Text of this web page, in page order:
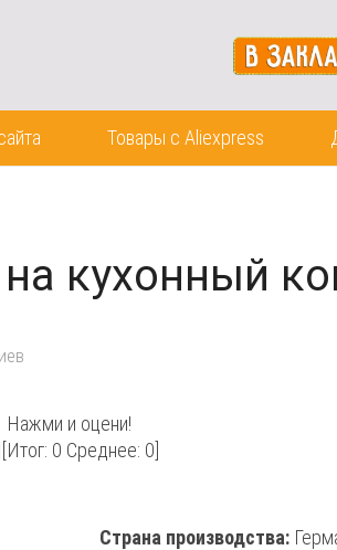
Товары с Aliexpress
кухонный
Нажми и оцени!
[Итог: 0 Среднее: 0
Страна производства: